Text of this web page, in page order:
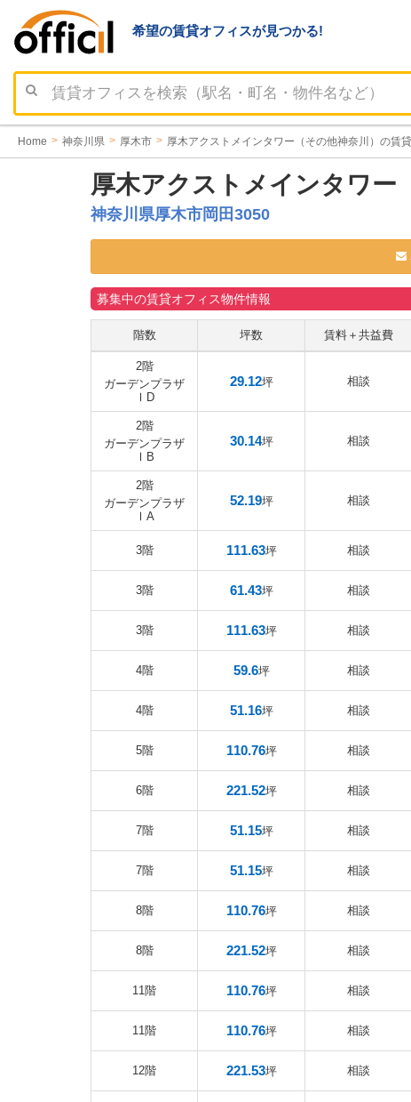
希望の賃貸オフィスが見つかる!
Home 神奈川県 厚木市 厚木アクストメインタワー（その他神奈川）の賃
厚木アクストメインタワー
神奈川県厚木市岡田3050
募集中の賃貸オフィス物件情報
階数 坪数 賃料＋共益費
2階
ガーデンプラザ
ⅠD
29.12坪 相談
2階
ガーデンプラザ
ⅠB
30.14坪 相談
2階
ガーデンプラザ
ⅠA
52.19坪 相談
3階 111.63坪 相談
3階 61.43坪 相談
3階 111.63坪 相談
4階 59.6坪 相談
4階 51.16坪 相談
5階 110.76坪 相談
6階 221.52坪 相談
7階 51.15坪 相談
7階 51.15坪 相談
8階 110.76坪 相談
8階 221.52坪 相談
11階 110.76坪 相談
11階 110.76坪 相談
12階 221.53坪 相談